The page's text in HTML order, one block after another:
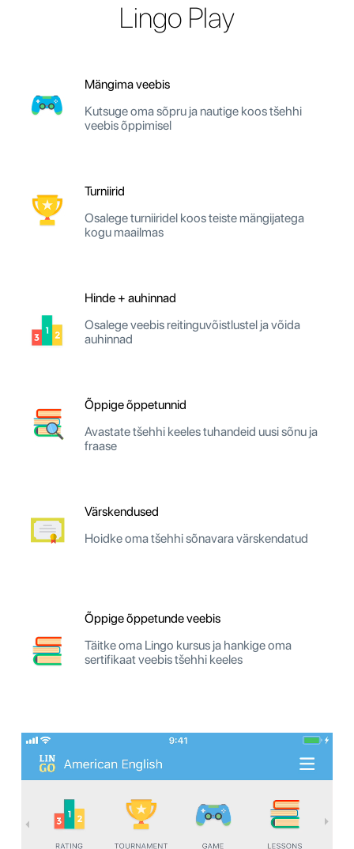
Lingo Play
Mängima veebis
Kutsuge oma sõpru ja nautige koos tšehhi
veebis õppimisel
Turniirid
Osalege turniiridel koos teiste mängijatega
kogu maailmas
Hinde + auhinnad
Osalege veebis reitinguvõistlustel ja võida
auhinnad
Õppige õppetunnid
Avastate tšehhi keeles tuhandeid uusi sõnu ja
fraase
Värskendused
Hoidke oma tšehhi sõnavara värskendatud
Õppige õppetunde veebis
Täitke oma Lingo kursus ja hankige oma
sertifikaat veebis tšehhi keeles